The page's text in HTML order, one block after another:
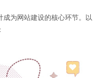
为网站建设的核心环节。以